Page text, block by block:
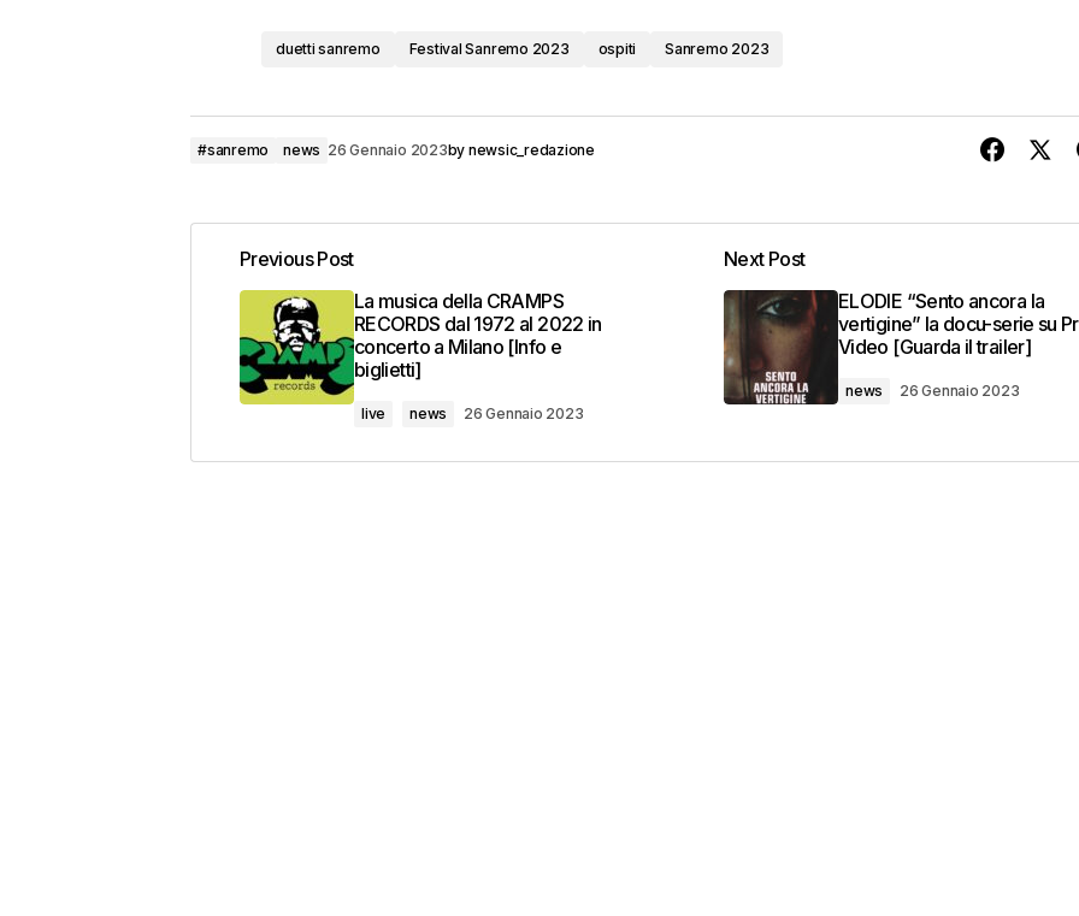
duetti sanremo Festival Sanremo 2023 ospiti Sanremo 2023
#sanremo news 26 Gennaio 2023by newsic_redazione
Previous Post
La musica della CRAMPS
RECORDS dal 1972 al 2022 in
concerto a Milano [Info e
biglietti]
live news 26 Gennaio 2023
Next Post
ELODIE “Sento ancora la
vertigine” la docu-serie su
Video [Guarda il trailer]
news 26 Gennaio 2023